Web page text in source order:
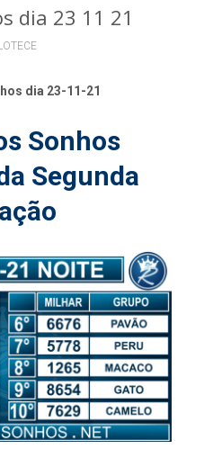
dia 23 11 21
dia 23-11-21
Sonhos
Segunda